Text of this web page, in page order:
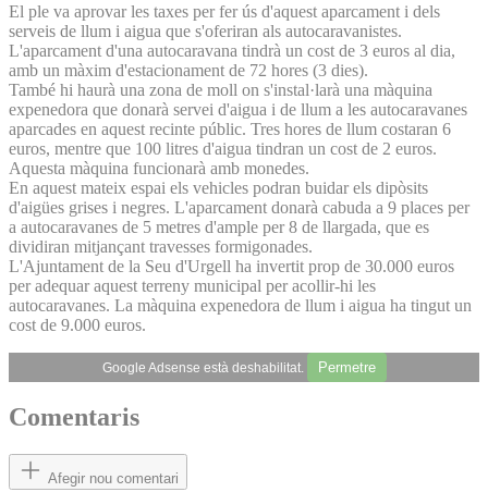
El ple va aprovar les taxes per fer ús d'aquest aparcament i dels
serveis de llum i aigua que s'oferiran als autocaravanistes.
L'aparcament d'una autocaravana tindrà un cost de 3 euros al dia,
amb un màxim d'estacionament de 72 hores (3 dies).
També hi haurà una zona de moll on s'instal·larà una màquina
expenedora que donarà servei d'aigua i de llum a les autocaravanes
aparcades en aquest recinte públic. Tres hores de llum costaran 6
euros, mentre que 100 litres d'aigua tindran un cost de 2 euros.
Aquesta màquina funcionarà amb monedes.
En aquest mateix espai els vehicles podran buidar els dipòsits
d'aigües grises i negres. L'aparcament donarà cabuda a 9 places per
a autocaravanes de 5 metres d'ample per 8 de llargada, que es
dividiran mitjançant travesses formigonades.
L'Ajuntament de la Seu d'Urgell ha invertit prop de 30.000 euros
per adequar aquest terreny municipal per acollir-hi les
autocaravanes. La màquina expenedora de llum i aigua ha tingut un
cost de 9.000 euros.
Google Adsense està deshabilitat. Permetre
Comentaris
Afegir nou comentari